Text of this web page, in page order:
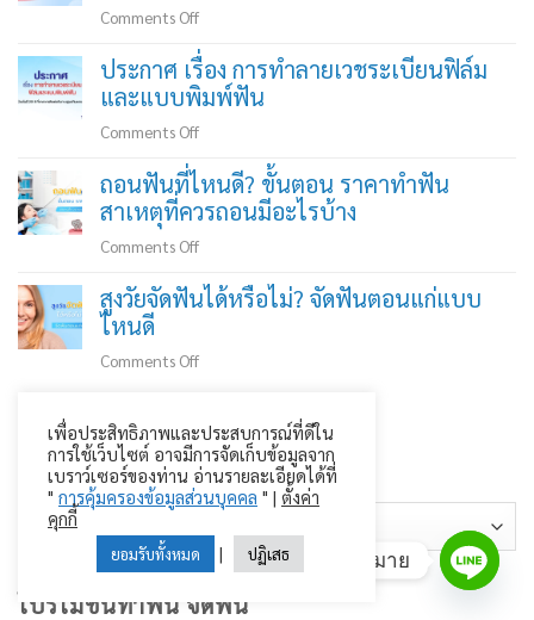
Comments Offon
แตก
อันตราย
แค่
ปล่อย
ไว้
อะไร
ประกาศ เรื่อง การทำลายเวชระเบียนฟิล์ม
และแบบพิมพ์ฟัน
Comments Offon
เรื่อง
การ
ทำลาย
ระเบียน
ฟัน
ถอนฟันที่ไหนดี? ขั้นตอน ราคาทำฟัน
สาเหตุที่ควรถอนมีอะไรบ้าง
Comments Offon
ฟัน
ดี?
ราคา
ทำฟัน
สาเหตุ
ควร
ถอน
มี
สูงวัยจัดฟันได้หรือไม่? จัดฟันตอนแก่แบบ
ไหนดี
Comments Offon
จัด
ฟัน
ได้
ไม่?
จัด
ฟัน
หมวดหมู่บทความเกี่ยวกับฟัน
หมวด
บทความ
โปรโมชั่นทำฟัน จัดฟัน
เพื่อประสิทธิภาพและประสบการณ์ที่ดีใน
การใช้เว็บไซต์ อาจมีการจัดเก็บข้อมูลจาก
เบราว์เซอร์ของท่าน อ่านรายละเอียดได้ที่
" การคุ้มครองข้อมูลส่วนบุคคล " | ตั้งค่า
คุกกี้
ยอมรับทั้งหมด | ปฏิเสธ
สอบถาม | นัดหมาย